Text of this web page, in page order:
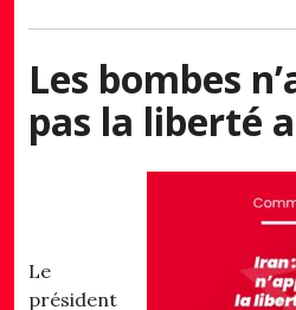
Les bombes
pas la liberté
Le
président